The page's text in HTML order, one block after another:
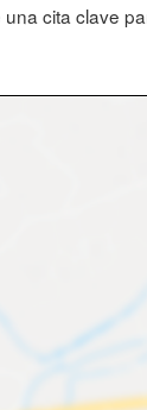
una cita clave